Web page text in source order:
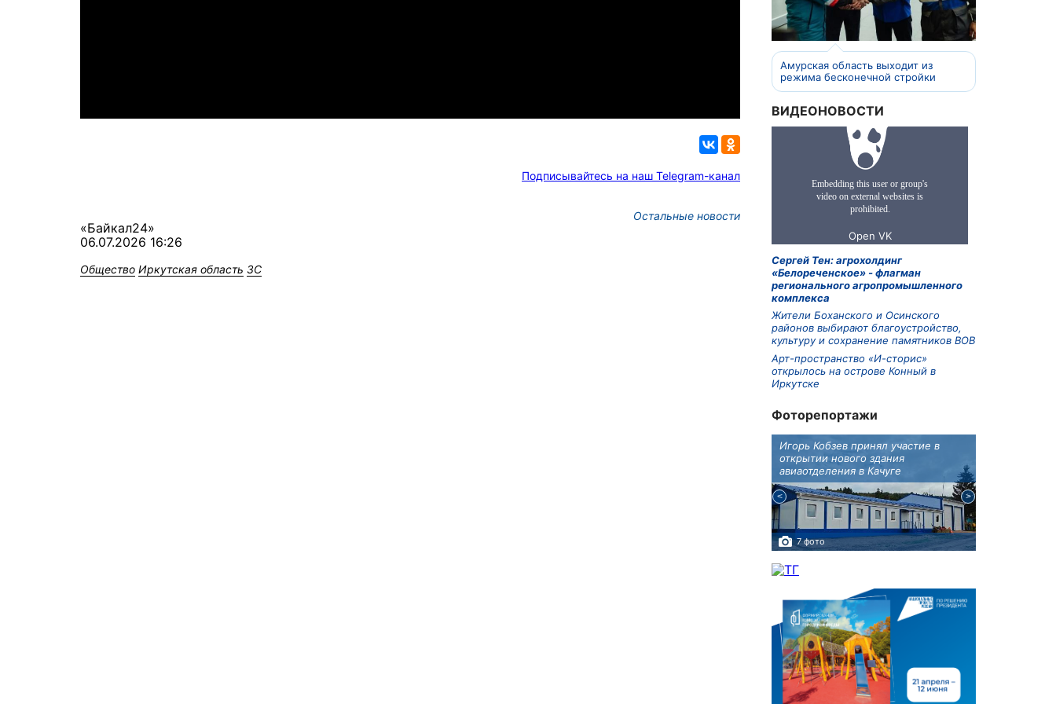
Подписывайтесь на наш Telegram-канал
Остальные новости
«Байкал24»
06.07.2026 16:26
Общество Иркутская область ЗС
Амурская область выходит из
режима бесконечной стройки
ВИДЕОНОВОСТИ
Сергей Тен: агрохолдинг
«Белореченское» - флагман
регионального агропромышленного
комплекса
Жители Боханского и Осинского
районов выбирают благоустройство,
культуру и сохранение памятников ВОВ
Арт-пространство «И-сторис»
открылось на острове Конный в
Иркутске
Фоторепортажи
Игорь Кобзев принял участие в
открытии нового здания
авиаотделения в Качуге
7 фото